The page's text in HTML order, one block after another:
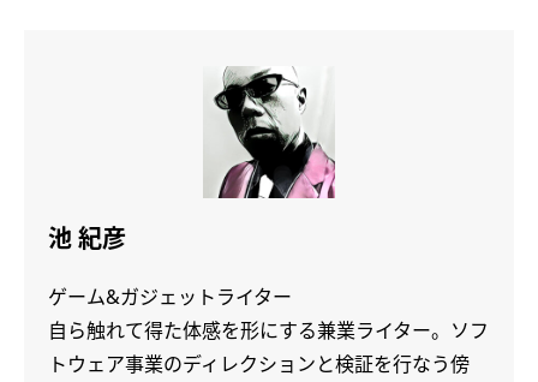
池 紀彦
ゲーム&ガジェットライター
自ら触れて得た体感を形にする兼業ライター。ソフ
トウェア事業のディレクションと検証を行なう傍